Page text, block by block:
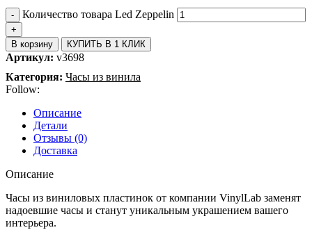
Количество товара Led Zeppelin
В корзину КУПИТЬ В 1 КЛИК
Артикул: v3698
Категория: Часы из винила
Follow:
Описание
Детали
Отзывы (0)
Доставка
Описание
Часы из виниловых пластинок от компании VinylLab заменят
надоевшие часы и станут уникальным украшением вашего
интерьера.